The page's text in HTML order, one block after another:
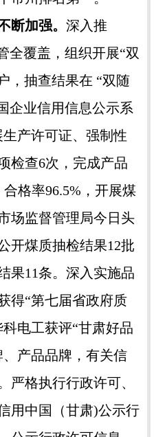
断加强。 深入推
全覆盖，组织开展“双
，抽查结果在 “双随
企业信用信息公示系
产许可证、强制性
检查6次，完成产品
格率96.5%，开展煤
场监督管理局今日头
开煤质抽检结果12批
果11条。深入实施品
得“第七届省政府质
电工获评“甘肃好品
产品品牌，有关信
严格执行行政许可、
用中国（甘肃)公示行